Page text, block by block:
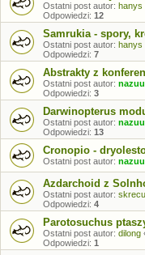
Ostatni post autor: hanys
Odpowiedzi: 12
Samrukia - spory,
Ostatni post autor: hanys
Odpowiedzi: 7
Abstrakty z
Ostatni post autor:
Odpowiedzi: 3
Darwinopterus
Ostatni post autor:
Odpowiedzi: 13
Cronopio -
Ostatni post autor:
Azdarchoid z
Ostatni post autor: skrecu
Odpowiedzi: 4
Parotosuchus
Ostatni post autor: dilong
Odpowiedzi: 1